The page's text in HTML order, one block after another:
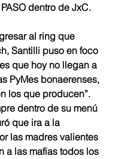
dentro de JxC.
al ring que
Santilli puso en foco
que hoy no llegan a
PyMes bonaerenses,
los que producen”.
dentro de su menú
que ira a la
las madres valientes
a las mafias todos los